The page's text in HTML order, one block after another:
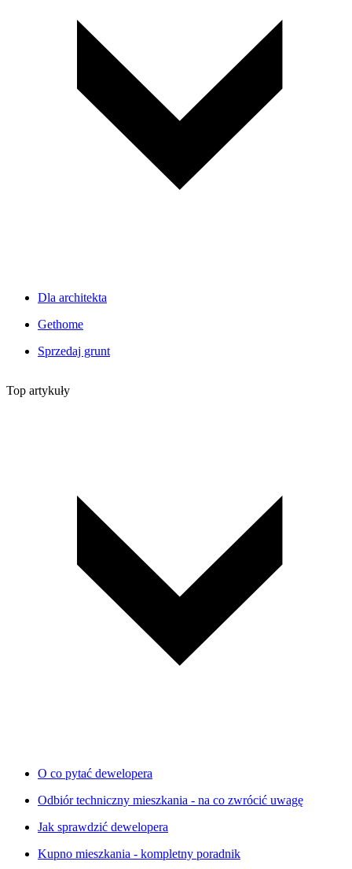
Dla architekta
Gethome
Sprzedaj grunt
Top artykuły
O co pytać dewelopera
Odbiór techniczny mieszkania - na co zwrócić uwagę
Jak sprawdzić dewelopera
Kupno mieszkania - kompletny poradnik